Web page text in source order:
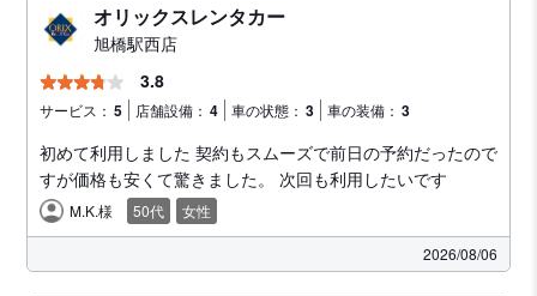
オリックスレンタカー
旭橋駅西店
3.8
サービス： 5 店舗設備： 4 車の状態： 3 車の装備： 3
初めて利用しました 契約もスムーズで前日の予約だったので
すが価格も安くて驚きました。 次回も利用したいです
M.K.様 50代 女性
2026/08/06